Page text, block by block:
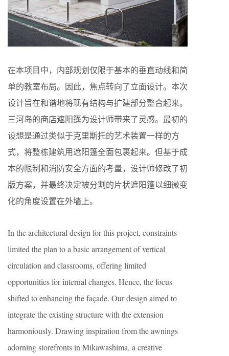
在本项目中，内部规划仅限于基本的垂直动线和简
单的教室布局。因此，焦点转向了立面设计。本次
设计旨在和谐地将现有结构与扩建部分整合起来。
三河岛的商店遮阳篷为设计师带来了灵感。最初的
设想是通过类似于克里斯托的艺术装置一样的方
式，将整栋建筑用遮阳篷全面包裹起来。但基于成
本的限制和消防安全方面的考量，设计师修改了初
版方案，并最终决定被分割的片状遮阳篷以细微变
化的角度设置在外墙上。
In the architectural design for this project, constraints
limited the plan to a basic arrangement of vertical
circulation and classrooms, offering limited
opportunities for internal changes. Hence, the focus
shifted to enhancing the façade. Our design aimed to
integrate the existing structure with the extension
harmoniously. Drawing inspiration from the awnings
adorning storefronts in Mikawashima, a creative